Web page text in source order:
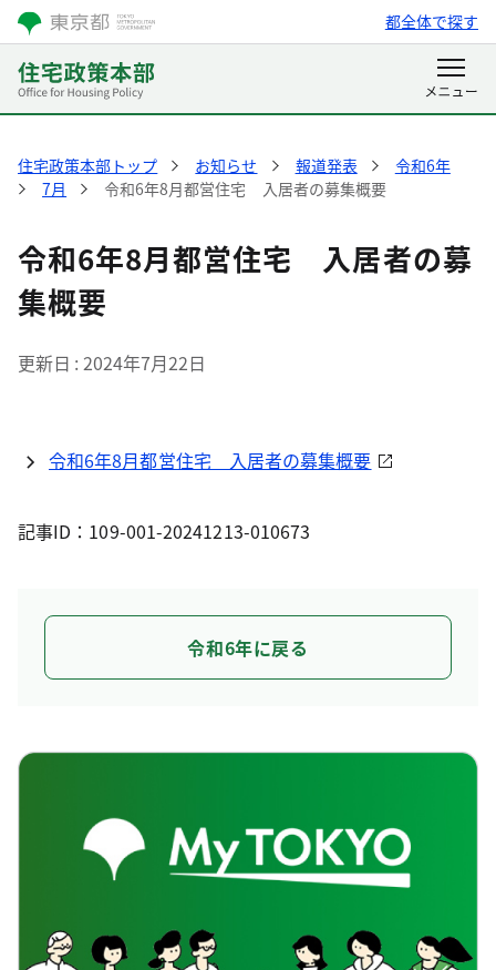
都全体で探す
住宅政策本部トップ お知らせ 報道発表
令和6年
7月
令和6年8月都営住宅 入居者の募集概要
令和6年8月都営住宅 入居者の募
集概要
更新日 2024年7月22日
令和6年8月都営住宅 入居者の募集概要
記事ID：109-001-20241213-010673
令和6年に戻る